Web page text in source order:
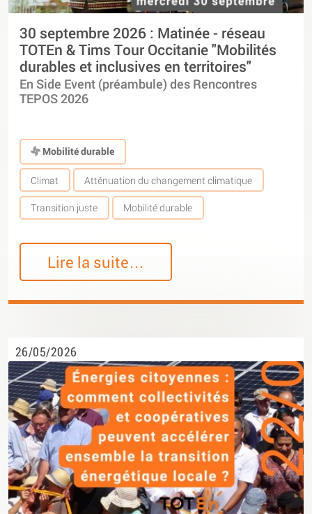
30 septembre 2026 : Matinée - réseau
TOTEn & Tims Tour Occitanie "Mobilités
durables et inclusives en territoires"
En Side Event (préambule) des Rencontres
TEPOS 2026
Mobilité durable
Climat Atténuation du changement climatique
Transition juste Mobilité durable
Lire la suite…
26/05/2026